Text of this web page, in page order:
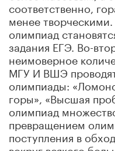
соответственно,
менее
олимпиад
задания ЕГЭ. Во-
неимоверное
МГУ И ВШЭ
олимпиады:
горы», «Высшая
олимпиад
превращением
поступления в